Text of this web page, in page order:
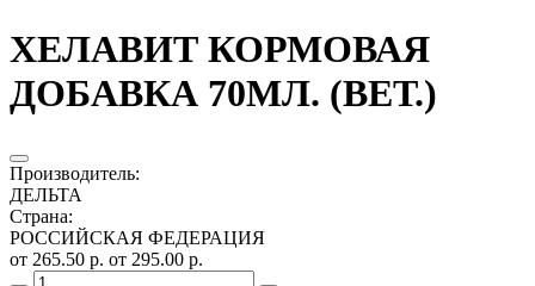
ХЕЛАВИТ КОРМОВАЯ
ДОБАВКА 70МЛ. (ВЕТ.)
Производитель:
ДЕЛЬТА
Страна:
РОССИЙСКАЯ ФЕДЕРАЦИЯ
от 265.50 р. от 295.00 р.